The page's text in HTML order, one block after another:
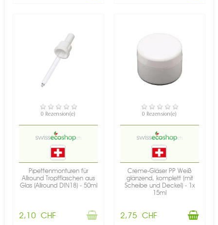
NICHT AUF LAGER
0 Rezension(e)
Pipettenmonturen für
Allround Tropfflaschen aus
Glas (Allround DIN18) - 50ml
2,10 CHF
VERFÜGBAR
0 Rezension(e)
Creme-Gläser PP Weiß
glänzend, komplett (mit
Scheibe und Deckel) - 1x
15ml
2,75 CHF